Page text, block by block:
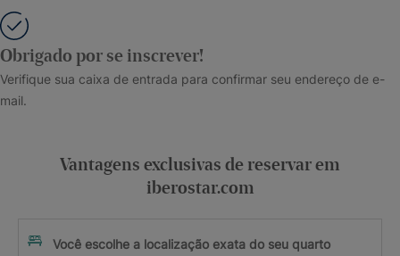
Obrigado por se inscrever!
Verifique sua caixa de entrada para confirmar seu endereço de e-
mail.
Vantagens exclusivas de reservar em
iberostar.com
Você escolhe a localização exata do seu quarto